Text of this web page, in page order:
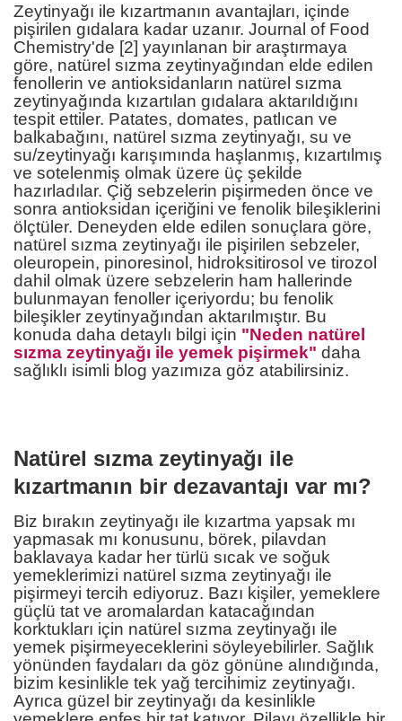
Zeytinyağı ile kızartmanın avantajları, içinde
pişirilen gıdalara kadar uzanır. Journal of Food
Chemistry'de [2] yayınlanan bir araştırmaya
göre, natürel sızma zeytinyağından elde edilen
fenollerin ve antioksidanların natürel sızma
zeytinyağında kızartılan gıdalara aktarıldığını
tespit ettiler. Patates, domates, patlıcan ve
balkabağını, natürel sızma zeytinyağı, su ve
su/zeytinyağı karışımında haşlanmış, kızartılmış
ve sotelenmiş olmak üzere üç şekilde
hazırladılar. Çiğ sebzelerin pişirmeden önce ve
sonra antioksidan içeriğini ve fenolik bileşiklerini
ölçtüler. Deneyden elde edilen sonuçlara göre,
natürel sızma zeytinyağı ile pişirilen sebzeler,
oleuropein, pinoresinol, hidroksitirosol ve tirozol
dahil olmak üzere sebzelerin ham hallerinde
bulunmayan fenoller içeriyordu; bu fenolik
bileşikler zeytinyağından aktarılmıştır. Bu
konuda daha detaylı bilgi için "Neden natürel
sızma zeytinyağı ile yemek pişirmek" daha
sağlıklı isimli blog yazımıza göz atabilirsiniz.
Natürel sızma zeytinyağı ile
kızartmanın bir dezavantajı var mı?
Biz bırakın zeytinyağı ile kızartma yapsak mı
yapmasak mı konusunu, börek, pilavdan
baklavaya kadar her türlü sıcak ve soğuk
yemeklerimizi natürel sızma zeytinyağı ile
pişirmeyi tercih ediyoruz. Bazı kişiler, yemeklere
güçlü tat ve aromalardan katacağından
korktukları için natürel sızma zeytinyağı ile
yemek pişirmeyeceklerini söyleyebilirler. Sağlık
yönünden faydaları da göz gönüne alındığında,
bizim kesinlikle tek yağ tercihimiz zeytinyağı.
Ayrıca güzel bir zeytinyağı da kesinlikle